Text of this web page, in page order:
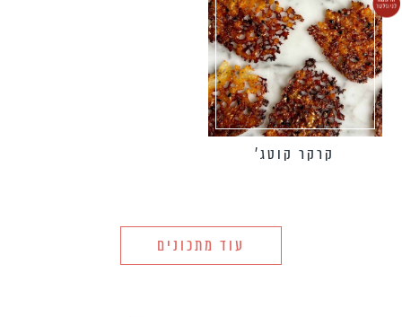
קרקר קוטג’
עוד מתכונים